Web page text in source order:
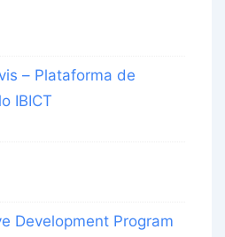
– Plataforma de
IBICT
Development Program